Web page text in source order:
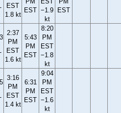
EST
1.8 kt
EST −1.9
kt
EST
2:37
PM
EST
1.6 kt
5:43
PM
EST
8:20
PM
EST
−1.8
kt
3:16
PM
EST
1.4 kt
6:31
PM
EST
9:04
PM
EST
−1.6
kt